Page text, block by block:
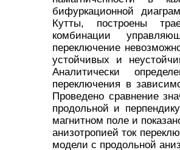
бифуркационной
Кутты, построены
комбинации
переключение
устойчивых и
Аналитически
переключения в
Проведено сравнение
продольной и
магнитном поле и
анизотропией ток
модели с продольной